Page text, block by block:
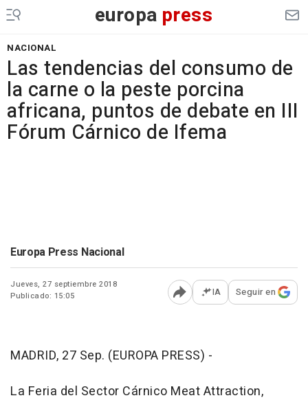
europa press
NACIONAL
Las tendencias del consumo de
la carne o la peste porcina
africana, puntos de debate en III
Fórum Cárnico de Ifema
Europa Press Nacional
Jueves, 27 septiembre 2018
Publicado: 15:05
Abrir opciones para
IA Seguir en
MADRID, 27 Sep. (EUROPA PRESS) -
La Feria del Sector Cárnico Meat Attraction,